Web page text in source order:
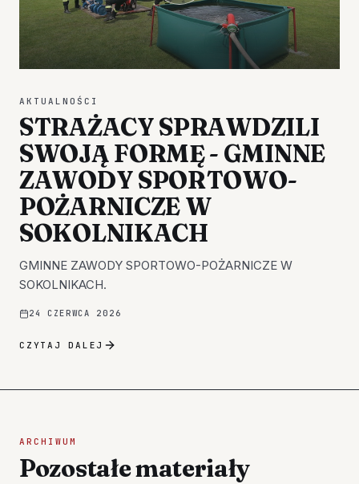
AKTUALNOŚCI
STRAŻACY SPRAWDZILI
SWOJĄ FORMĘ - GMINNE
ZAWODY SPORTOWO-
POŻARNICZE W
SOKOLNIKACH
GMINNE ZAWODY SPORTOWO-POŻARNICZE W
SOKOLNIKACH.
24 CZERWCA 2026
CZYTAJ DALEJ
ARCHIWUM
Pozostałe materiały